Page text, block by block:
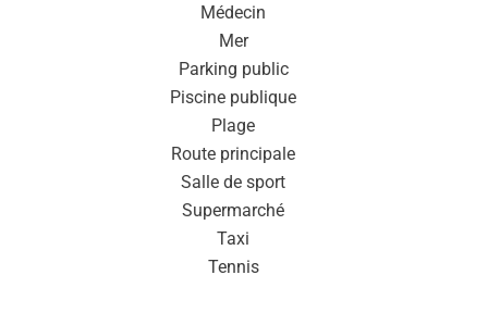
Médecin
Mer
Parking public
Piscine publique
Plage
Route principale
Salle de sport
Supermarché
Taxi
Tennis